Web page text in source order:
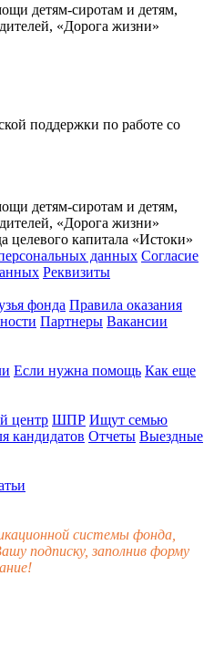
детям-сиротам и детям,
«Дорога жизни»
поддержки по работе со
детям-сиротам и детям,
«Дорога жизни»
капитала «Истоки»
данных Согласие
Реквизиты
фонда Правила оказания
Партнеры Вакансии
Если нужна помощь Как еще
центр ШПР Ищут семью
кандидатов Отчеты Выездные
системы фонда,
подписку, заполнив форму